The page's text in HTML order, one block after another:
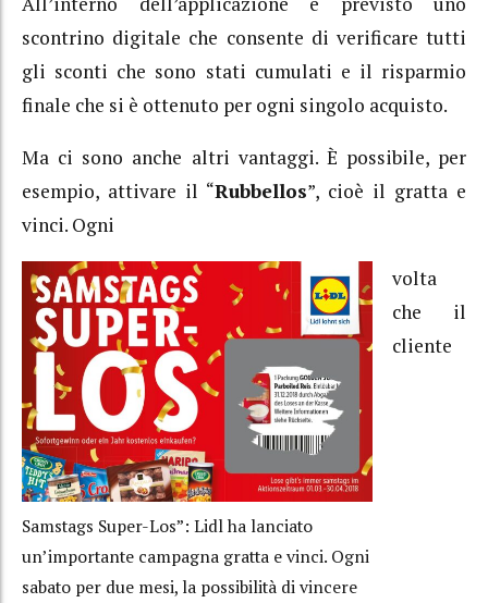
scontrino digitale che consente di verificare tutti
gli sconti che sono stati cumulati e il risparmio
finale che si è ottenuto per ogni singolo acquisto.
Ma ci sono anche altri vantaggi. È possibile, per
esempio, attivare il “Rubbellos”, cioè il gratta e
vinci. Ogni
Samstags Super-Los”: Lidl ha lanciato
un’importante campagna gratta e vinci. Ogni
sabato per due mesi, la possibilità di vincere
volta
che il
cliente